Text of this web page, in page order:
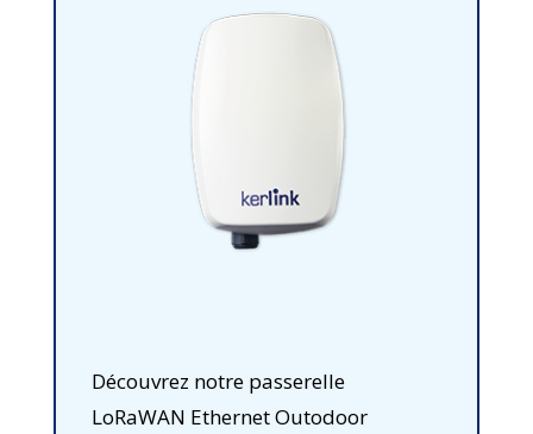
Découvrez notre passerelle
LoRaWAN Ethernet Outodoor